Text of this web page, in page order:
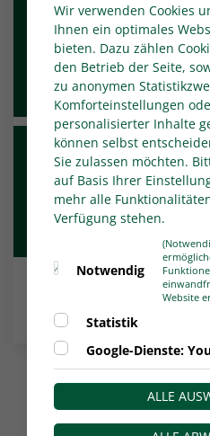
Telefon
Ihre Nachricht:*
Wir verwenden Cookies
Ihnen ein optimales
bieten. Dazu zählen
den Betrieb der Seite,
zu anonymen
Komforteinstellungen
personalisierter Inhalte
können selbst
Sie zulassen möchten.
auf Basis Ihrer
mehr alle
Verfügung stehen.
Notwendig
Website
Statistik
Google-Dienste:
ALLE